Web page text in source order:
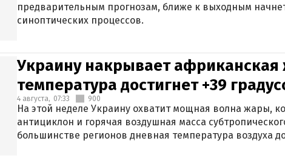
предварительным прогнозам, ближе к выходным
синоптических процессов.
Украину накрывает африканская
температура достигнет +39
4 августа, 07:33 900
На этой неделе Украину охватит мощная волна жары,
антициклон и горячая воздушная масса
большинстве регионов дневная температура воздуха